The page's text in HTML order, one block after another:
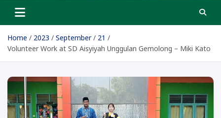
Home 2023 September
21
Volunteer Work at SD Aisyiyah Unggulan Gemolong – Miki Kato